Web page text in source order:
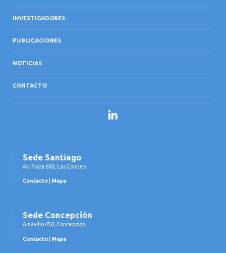
INVESTIGADORES
PUBLICACIONES
NOTICIAS
CONTACTO
LinkedIn
Sede Santiago
Av. Plaza 680, Las Condes
Contacto Mapa
Sede Concepción
Ainavillo 456, Concepción
Contacto Mapa